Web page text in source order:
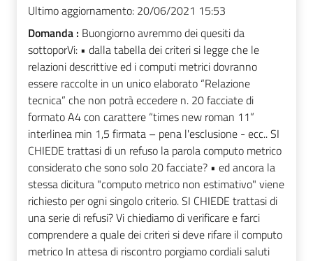
Ultimo aggiornamento: 20/06/2021 15:53
Domanda : Buongiorno avremmo dei quesiti da
sottoporVi: • dalla tabella dei criteri si legge che le
relazioni descrittive ed i computi metrici dovranno
essere raccolte in un unico elaborato “Relazione
tecnica” che non potrà eccedere n. 20 facciate di
formato A4 con carattere “times new roman 11”
interlinea min 1,5 firmata – pena l'esclusione - ecc.. SI
CHIEDE trattasi di un refuso la parola computo metrico
considerato che sono solo 20 facciate? • ed ancora la
stessa dicitura "computo metrico non estimativo" viene
richiesto per ogni singolo criterio. SI CHIEDE trattasi di
una serie di refusi? Vi chiediamo di verificare e farci
comprendere a quale dei criteri si deve rifare il computo
metrico In attesa di riscontro porgiamo cordiali saluti